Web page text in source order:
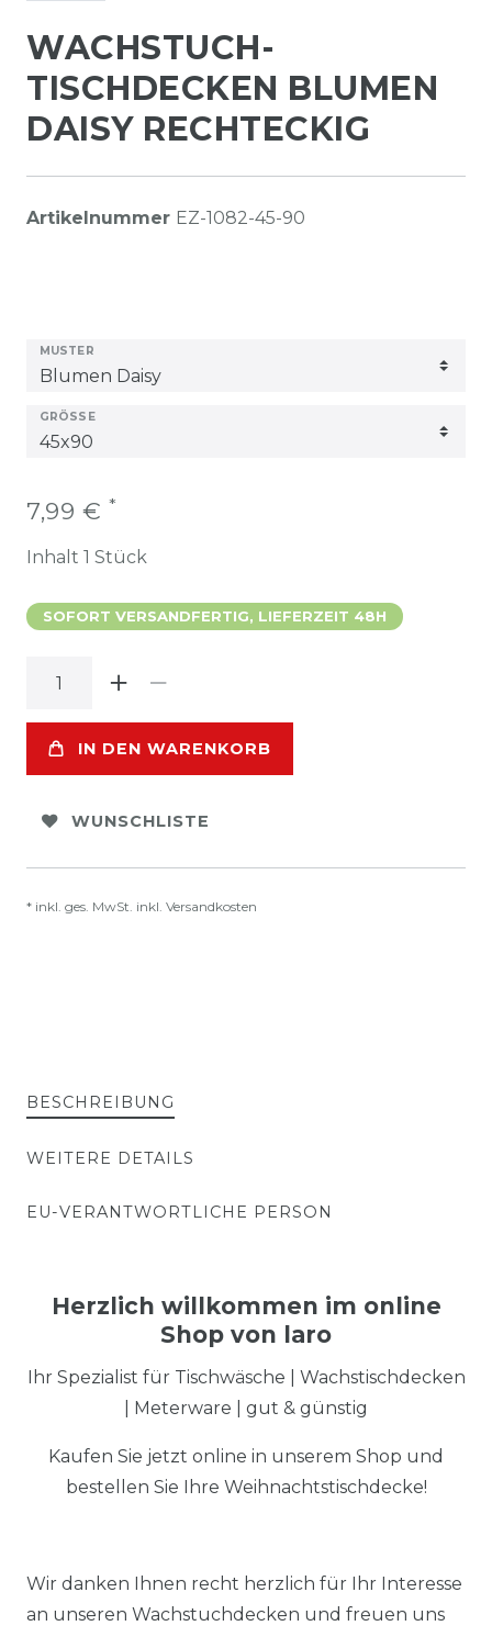
WACHSTUCH-
TISCHDECKEN BLUMEN
DAISY RECHTECKIG
Artikelnummer EZ-1082-45-90
MUSTER
GRÖSSE
7,99 € *
Inhalt 1 Stück
SOFORT VERSANDFERTIG, LIEFERZEIT 48H
IN DEN WARENKORB
WUNSCHLISTE
* inkl. ges. MwSt. inkl. Versandkosten
BESCHREIBUNG
WEITERE DETAILS
EU-VERANTWORTLICHE PERSON
Herzlich willkommen im online
Shop von laro
Ihr Spezialist für Tischwäsche | Wachstischdecken
| Meterware | gut & günstig
Kaufen Sie jetzt online in unserem Shop und
bestellen Sie Ihre Weihnachtstischdecke!
Wir danken Ihnen recht herzlich für Ihr Interesse
an unseren Wachstuchdecken und freuen uns